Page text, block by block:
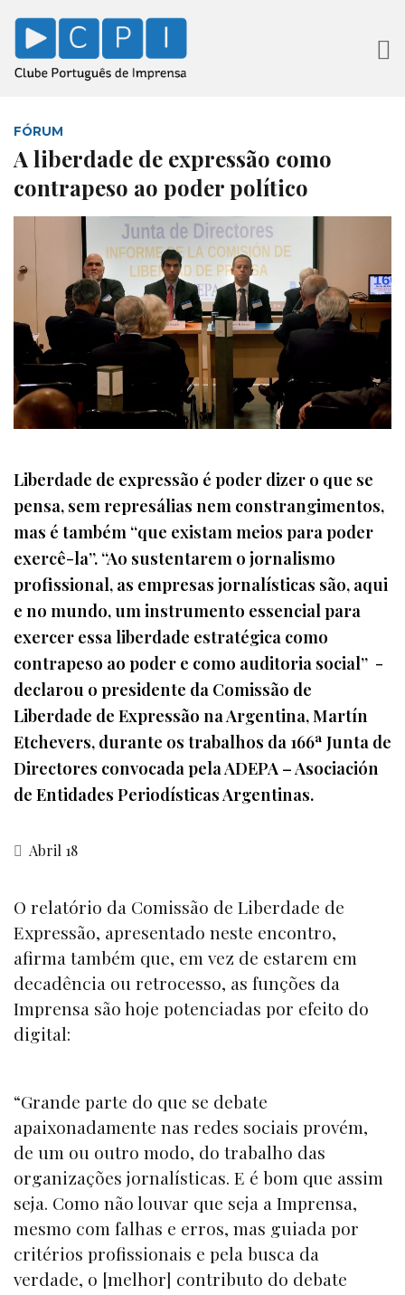
FÓRUM
A liberdade de expressão como
contrapeso ao poder político
Liberdade de expressão é poder dizer o que se
pensa, sem represálias nem constrangimentos,
mas é também “que existam meios para poder
exercê-la”. “Ao sustentarem o jornalismo
profissional, as empresas jornalísticas são, aqui
e no mundo, um instrumento essencial para
exercer essa liberdade estratégica como
contrapeso ao poder e como auditoria social” -
declarou o presidente da Comissão de
Liberdade de Expressão na Argentina, Martín
Etchevers, durante os trabalhos da 166ª Junta de
Directores convocada pela ADEPA – Asociación
de Entidades Periodísticas Argentinas.
Abril 18
O relatório da Comissão de Liberdade de
Expressão, apresentado neste encontro,
afirma também que, em vez de estarem em
decadência ou retrocesso, as funções da
Imprensa são hoje potenciadas por efeito do
digital:
“Grande parte do que se debate
apaixonadamente nas redes sociais provém,
de um ou outro modo, do trabalho das
organizações jornalísticas. E é bom que assim
seja. Como não louvar que seja a Imprensa,
mesmo com falhas e erros, mas guiada por
critérios profissionais e pela busca da
verdade, o [melhor] contributo do debate